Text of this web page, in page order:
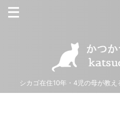
シカゴ在住10年・4児の母が教